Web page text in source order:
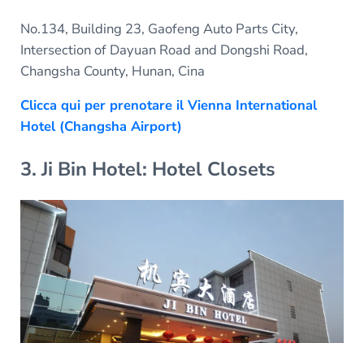
No.134, Building 23, Gaofeng Auto Parts City,
Intersection of Dayuan Road and Dongshi Road,
Changsha County, Hunan, Cina
Clicca qui per prenotare il Vienna International
Hotel (Changsha Airport)
3. Ji Bin Hotel: Hotel Closets